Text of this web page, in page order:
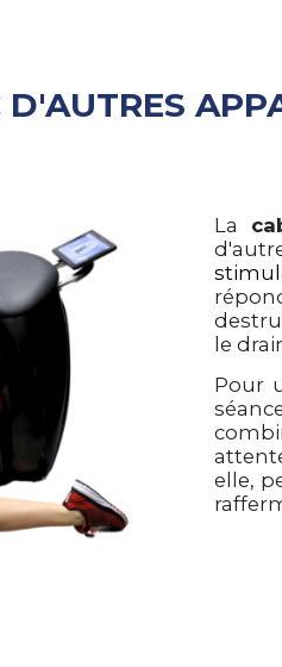
La
le
Pour
elle,